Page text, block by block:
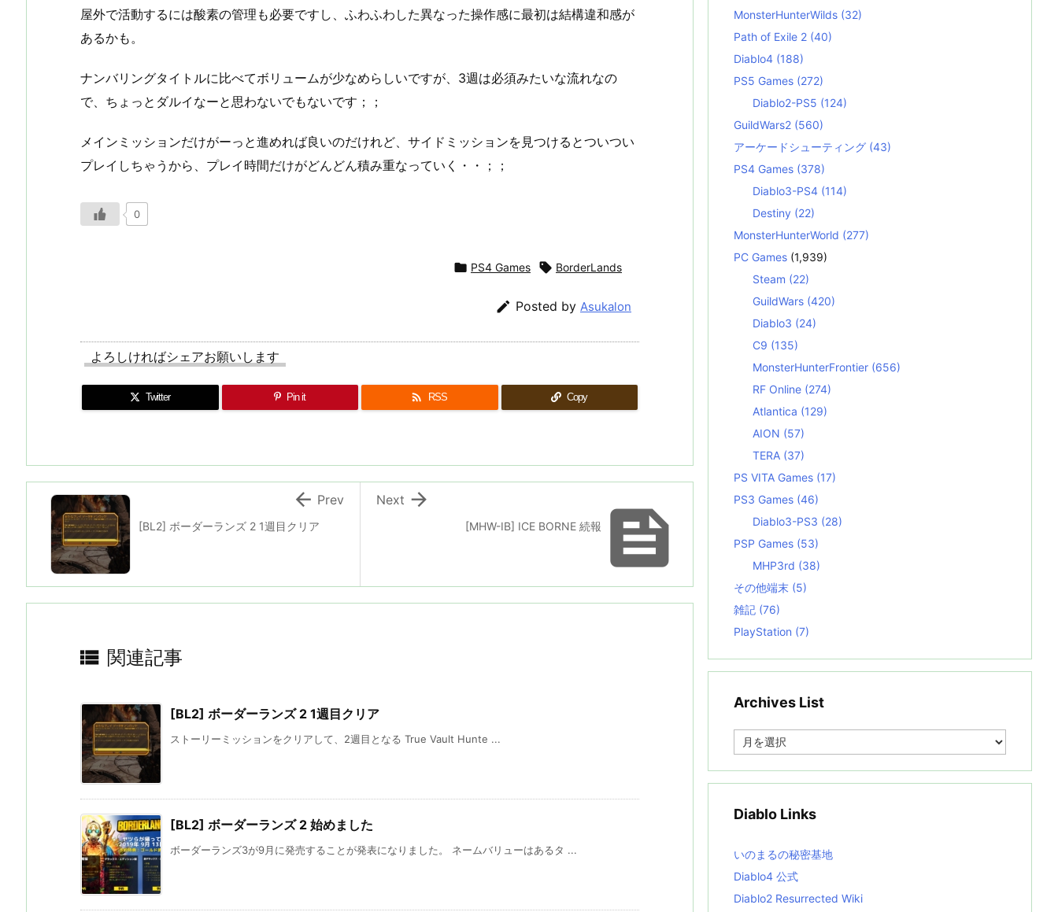
屋外で活動するには酸素の管理も必要ですし、ふわふわした異なった操作感に最初は結構違和感が
あるかも。
ナンバリングタイトルに比べてボリュームが少なめらしいですが、3週は必須みたいな流れなの
で、ちょっとダルイなーと思わないでもないです；；
メインミッションだけがーっと進めれば良いのだけれど、サイドミッションを見つけるとついつい
プレイしちゃうから、プレイ時間だけがどんどん積み重なっていく・・；；
0
 PS4 Games  BorderLands
 Posted by Asukalon
よろしければシェアお願いします
Twitter Pin it  RSS Copy

[MHW-IB] ICE BORNE 続報

Next
[BL2] ボーダーランズ 2 1週目クリア
 Prev
 関連記事
[BL2] ボーダーランズ 2 1週目クリア
ストーリーミッションをクリアして、2週目となる True Vault Hunte ...
[BL2] ボーダーランズ 2 始めました
ボーダーランズ3が9月に発売することが発表になりました。 ネームバリューはあるタ ...
MonsterHunterWilds (32)
Path of Exile 2 (40)
Diablo4 (188)
PS5 Games (272)
Diablo2-PS5 (124)
GuildWars2 (560)
アーケードシューティング (43)
PS4 Games (378)
Diablo3-PS4 (114)
Destiny (22)
MonsterHunterWorld (277)
PC Games (1,939)
Steam (22)
GuildWars (420)
Diablo3 (24)
C9 (135)
MonsterHunterFrontier (656)
RF Online (274)
Atlantica (129)
AION (57)
TERA (37)
PS VITA Games (17)
PS3 Games (46)
Diablo3-PS3 (28)
PSP Games (53)
MHP3rd (38)
その他端末 (5)
雑記 (76)
PlayStation (7)
Archives List
e
i
s
t
Diablo Links
いのまるの秘密基地
Diablo4 公式
Diablo2 Resurrected Wiki